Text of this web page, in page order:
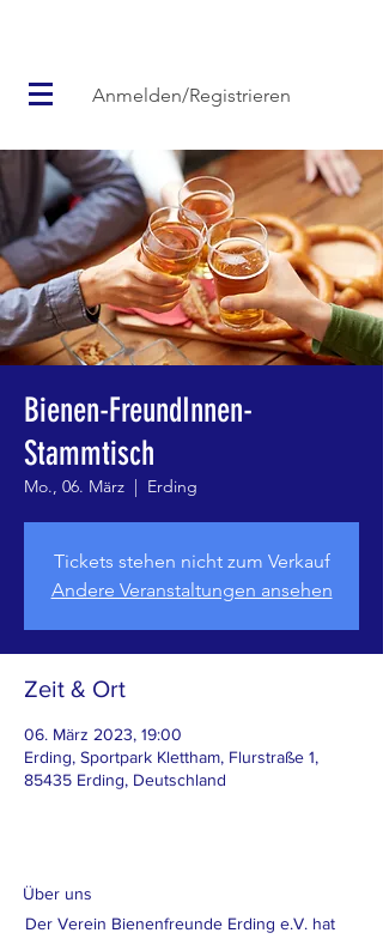
Anmelden/Registrieren
Bienen-FreundInnen-
Stammtisch
Mo., 06. März
  |
Erding
Tickets stehen nicht zum Verkauf
Andere Veranstaltungen ansehen
Zeit & Ort
06. März 2023, 19:00
Erding, Sportpark Klettham, Flurstraße 1,
85435 Erding, Deutschland
Über uns
Der Verein Bienenfreunde Erding e.V. hat